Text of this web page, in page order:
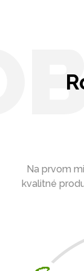
Na prvom
kvalitné